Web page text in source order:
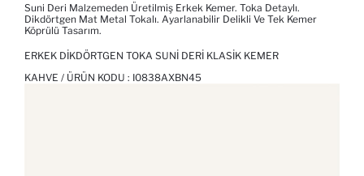
Suni Deri Malzemeden Üretilmiş Erkek Kemer. Toka Detaylı.
Dikdörtgen Mat Metal Tokalı. Ayarlanabilir Delikli Ve Tek Kemer
Köprülü Tasarım.
ERKEK DIKDÖRTGEN TOKA SUNI DERI KLASIK KEMER
KAHVE / ÜRÜN KODU : I0838AXBN45